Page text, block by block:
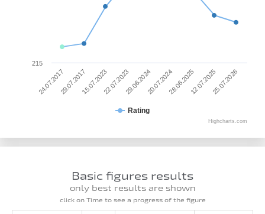
Rating
24.07.201729.07.201715.07.202322.07.202329.06.202420.07.202428.06.202512.07.202525.07.2026
215
Highcharts.com
Basic figures results
only best results are shown
click on Time to see a progress of the figure